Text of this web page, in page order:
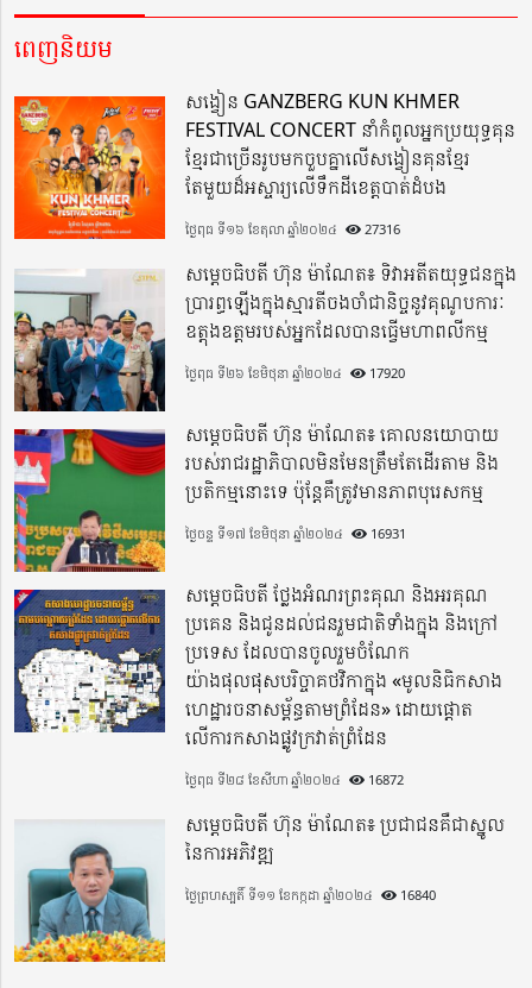
ពេញនិយម
សង្វៀន GANZBERG KUN KHMER
FESTIVAL CONCERT នាំកំពូលអ្នកប្រយុទ្ធគុន
ខ្មែរជាច្រើនរូបមកចួបគ្នាលើសង្វៀនគុនខ្មែរ
តែមួយដ៏អស្ចារ្យលើទឹកដីខេត្តបាត់ដំបង
ថ្ងៃពុធ ទី១៦ ខែតុលា ឆ្នាំ២០២៤ 27316
សម្តេចធិបតី ហ៊ុន ម៉ាណែត៖ ទិវាអតីតយុទ្ធជនក្នុង
ប្រារព្ធឡើងក្នុងស្មារតីចងចាំជានិច្ចនូវគុណូបការៈ
ឧត្តុងឧត្តមរបស់អ្នកដែលបានធ្វើមហាពលីកម្ម
ថ្ងៃពុធ ទី២៦ ខែមិថុនា ឆ្នាំ២០២៤ 17920
សម្តេចធិបតី ហ៊ុន ម៉ាណែត៖ គោលនយោបាយ
របស់រាជរដ្ឋាភិបាលមិនមែនត្រឹមតែដើរតាម និង
ប្រតិកម្មនោះទេ ប៉ុន្តែគឺត្រូវមានភាពបុរេសកម្ម
ថ្ងៃចន្ទ ទី១៧ ខែមិថុនា ឆ្នាំ២០២៤ 16931
សម្តេចធិបតី ថ្លែងអំណរព្រះគុណ និងអរគុណ
ប្រគេន និងជូនដល់ជនរួមជាតិទាំងក្នុង​ និងក្រៅ
ប្រទេស​ ដែលបានចូលរួមចំណែក
យ៉ាងផុលផុសបរិច្ចាគថវិកាក្នុង «មូលនិធិកសាង
ហេដ្ឋារចនាសម្ព័ន្ធតាមព្រំដែន» ដោយផ្ដោត
លើការកសាងផ្លូវក្រវាត់ព្រំដែន
ថ្ងៃពុធ ទី២៨ ខែសីហា ឆ្នាំ២០២៤ 16872
សម្តេចធិបតី ហ៊ុន ម៉ាណែត៖ ប្រជាជនគឺជាស្នូល
នៃការអភិវឌ្ឍ
ថ្ងៃព្រហស្បតិ៍ ទី១១ ខែកក្កដា ឆ្នាំ២០២៤ 16840